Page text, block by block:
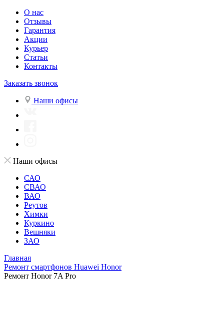
О нас
Отзывы
Гарантия
Акции
Курьер
Статьи
Контакты
Заказать звонок
Наши офисы
Наши офисы
САО
СВАО
ВАО
Реутов
Химки
Куркино
Вешняки
ЗАО
Главная
Ремонт смартфонов Huawei Honor
Ремонт Honor 7A Pro